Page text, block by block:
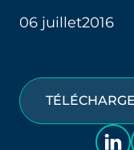
06 juillet2016